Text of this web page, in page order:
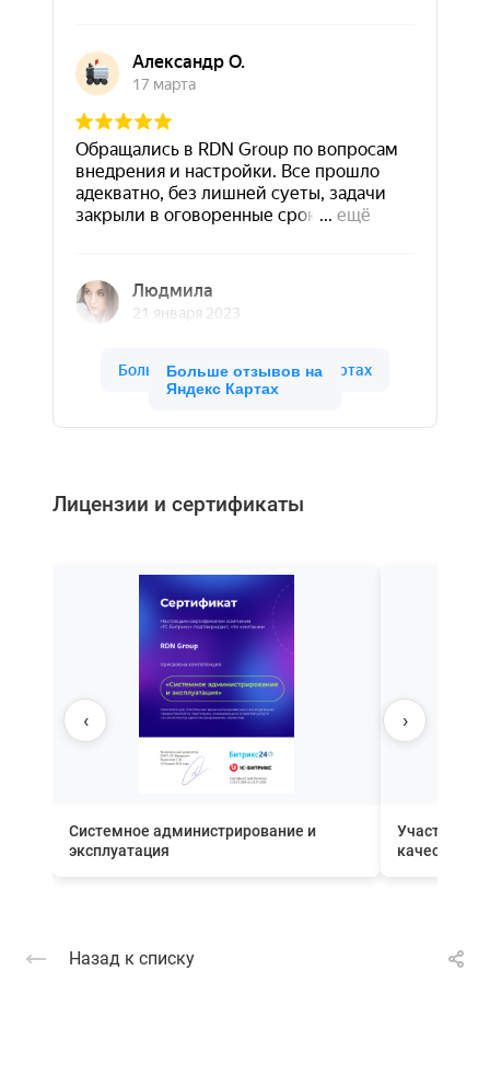
Больше отзывов на
Яндекс Картах
Лицензии и сертификаты
Системное администрирование и
эксплуатация
Участник
качества
‹ ›
Назад к списку